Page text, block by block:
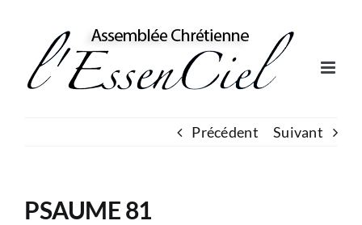
content
Précédent Suivant
PSAUME 81